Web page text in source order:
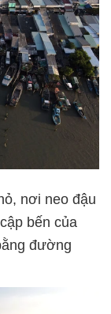
nơi neo đậu
bến của
đường